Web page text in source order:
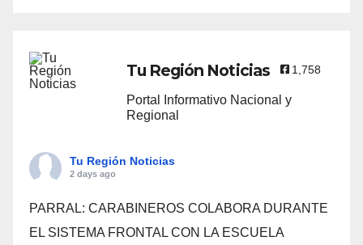
Tu Región Noticias 1,758
Portal Informativo Nacional y
Regional
Tu Región Noticias
2 days ago
PARRAL: CARABINEROS COLABORA DURANTE
EL SISTEMA FRONTAL CON LA ESCUELA